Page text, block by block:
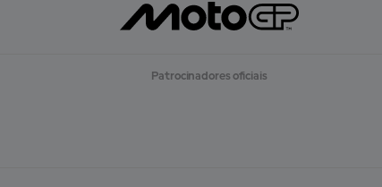
Patrocinadores oficiais